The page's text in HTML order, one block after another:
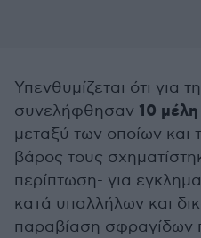
Υπενθυμίζεται ότι για
συνελήφθησαν 10
μεταξύ των οποίων και
βάρος τους
περίπτωση- για
κατά υπαλλήλων και
παραβίαση σφραγίδων